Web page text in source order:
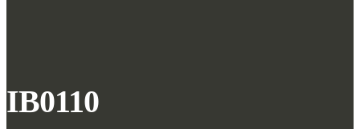
IB0110